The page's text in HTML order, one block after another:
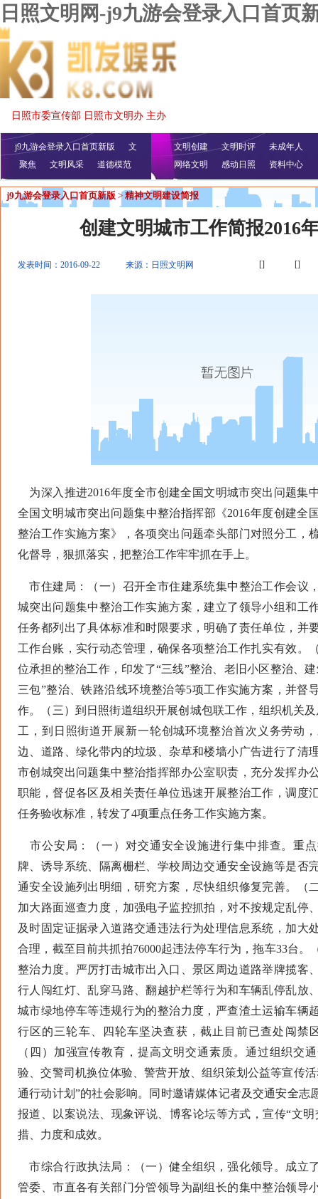
日照文明网-j9九游会登录入口首页
日照市委宣传部 日照市文明办 主办
j9九游会登录入口首页新版
文
明播报
公益视频
聚焦 文明风采 道德模范
文明创建 文明时评
未成年人
网络文明
感动日照 资料中心
j9九游会登录入口首页新版 > 精神文明建设简报
创建文明城市工作简报2016
发表时间：2016-09-22 来源：日照文明网 [] []
为深入推进2016年度全市创建全国文明城市突出问题集
全国文明城市突出问题集中整治指挥部《2016年度创建全
整治工作实施方案》，各项突出问题牵头部门对照分工，
化督导，狠抓落实，把整治工作牢牢抓在手上。
市住建局：（一）召开全市住建系统集中整治工作会议
城突出问题集中整治工作实施方案，建立了领导小组和工
任务都列出了具体标准和时限要求，明确了责任单位，并
工作台账，实行动态管理，确保各项整治工作扎实有效。
位承担的整治工作，印发了“三线”整治、老旧小区整治、
三包”整治、铁路沿线环境整治等5项工作实施方案，并督
作。（三）到日照街道组织开展创城包联工作，组织机关
工，到日照街道开展新一轮创城环境整治首次义务劳动
边、道路、绿化带内的垃圾、杂草和楼墙小广告进行了清
市创城突出问题集中整治指挥部办公室职责，充分发挥办
职能，督促各区及相关责任单位迅速开展整治工作，调度
任务验收标准，转发了4项重点任务工作实施方案。
市公安局：（一）对交通安全设施进行集中排查。重
牌、诱导系统、隔离栅栏、学校周边交通安全设施等是否
通安全设施列出明细，研究方案，尽快组织修复完善。（
加大路面巡查力度，加强电子监控抓拍，对不按规定乱停
及时固定证据录入道路交通违法行为处理信息系统，加大
合理，截至目前共抓拍76000起违法停车行为，拖车33台。
整治力度。严厉打击城市出入口、景区周边道路举牌揽客
行人闯红灯、乱穿马路、翻越护栏等行为和车辆乱停乱放
城市绿地停车等违规行为的整治力度，严查渣土运输车辆
行区的三轮车、四轮车坚决查获，截止目前已查处闯禁
（四）加强宣传教育，提高文明交通素质。通过组织交
验、交警司机换位体验、警营开放、组织策划公益等宣传
通行动计划”的社会影响。同时邀请媒体记者及交通安全志
报道、以案说法、现象评说、博客论坛等方式，宣传“文
措、力度和成效。
市综合行政执法局：（一）健全组织，强化领导。成立
管委、市直各有关部门分管领导为副组长的集中整治领导